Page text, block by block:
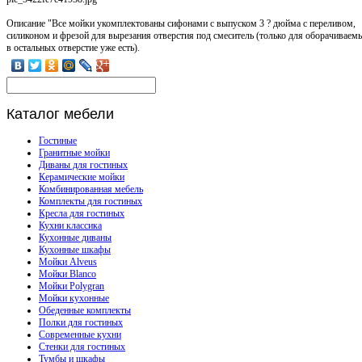
Описание "Все мойки укомплектованы сифонами с выпуском 3 ? дюйма с переливом,
силиконом и фрезой для вырезания отверстия под смеситель (только для
в остальных отверстие уже есть).
Каталог мебели
Гостиные
Гранитные мойки
Диваны для гостиных
Керамические мойки
Комбинированная мебель
Комплекты для гостиных
Кресла для гостиных
Кухни классика
Кухонные диваны
Кухонные шкафы
Мойки Alveus
Мойки Blanco
Мойки Polygran
Мойки кухонные
Обеденные комплекты
Полки для гостиных
Современные кухни
Стенки для гостиных
Тумбы и шкафы